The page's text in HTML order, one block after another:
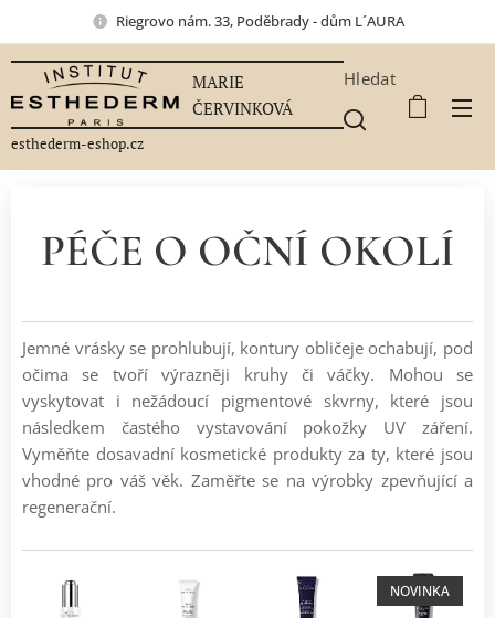
Riegrovo nám. 33, Poděbrady - dům L´AURA
MARIE
ČERVINKOVÁ
esthederm-eshop.cz
Hledat
PÉČE O OČNÍ OKOLÍ
Jemné vrásky se prohlubují, kontury obličeje ochabují, pod
očima se tvoří výrazněji kruhy či váčky. Mohou se
vyskytovat i nežádoucí pigmentové skvrny, které jsou
následkem častého vystavování pokožky UV záření.
Vyměňte dosavadní kosmetické produkty za ty, které jsou
vhodné pro váš věk. Zaměřte se na výrobky zpevňující a
regenerační.
NOVINKA